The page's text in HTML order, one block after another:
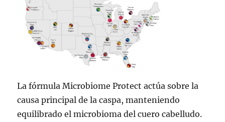
La fórmula Microbiome Protect actúa sobre la
causa principal de la caspa, manteniendo
equilibrado el microbioma del cuero cabelludo.